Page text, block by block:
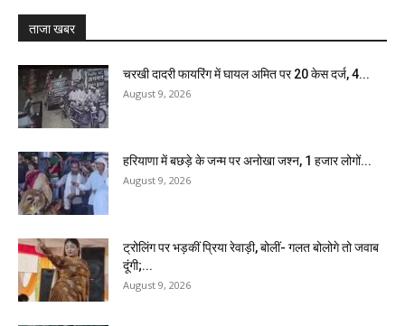
ताजा खबर
चरखी दादरी फायरिंग में घायल अमित पर 20 केस दर्ज, 4...
August 9, 2026
हरियाणा में बछड़े के जन्म पर अनोखा जश्न, 1 हजार लोगों...
August 9, 2026
ट्रोलिंग पर भड़कीं प्रिया रेवाड़ी, बोलीं- गलत बोलोगे तो जवाब
दूंगी;...
August 9, 2026